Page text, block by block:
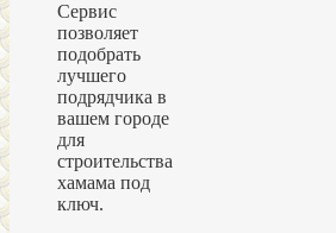
Сервис
позволяет
подобрать
лучшего
подрядчика в
вашем городе
для
строительства
хамама под
ключ.